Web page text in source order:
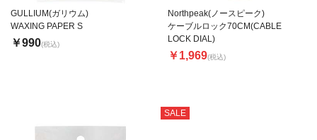
GULLIUM(ガリウム)
WAXING PAPER S
￥990(税込)
Northpeak(ノースピーク)
ケーブルロック70CM(CABLE
LOCK DIAL)
￥1,969(税込)
SALE